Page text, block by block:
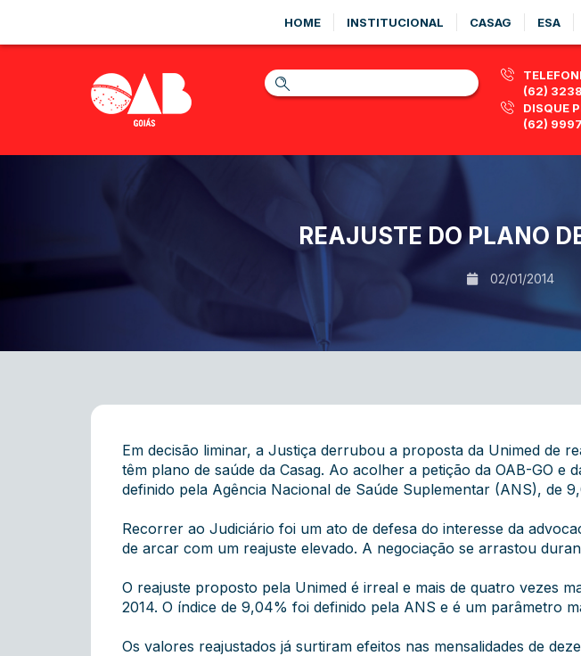
HOME INSTITUCIONAL CASAG ESA
(62)
DISQUE
(62)
REAJUSTE DO PLANO
02/01/2014
Em decisão liminar, a Justiça derrubou a proposta da Unimed de
têm plano de saúde da Casag. Ao acolher a petição da OAB-GO
definido pela Agência Nacional de Saúde Suplementar (ANS), de
Recorrer ao Judiciário foi um ato de defesa do interesse da
de arcar com um reajuste elevado. A negociação se arrastou
O reajuste proposto pela Unimed é irreal e mais de quatro vezes
2014. O índice de 9,04% foi definido pela ANS e é um parâmetro
Os valores reajustados já surtiram efeitos nas mensalidades de